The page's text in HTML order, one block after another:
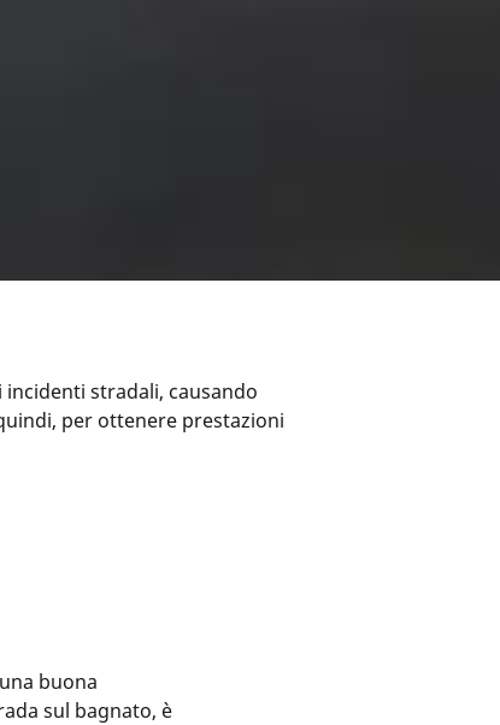
stradali, causando
per ottenere prestazioni
buona
sul bagnato, è